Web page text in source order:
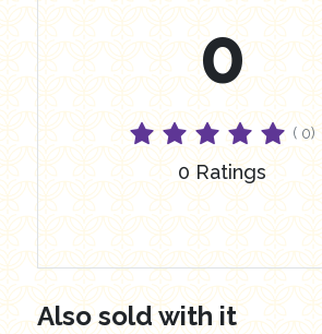
0
( 0)
0 Ratings
Also sold with it